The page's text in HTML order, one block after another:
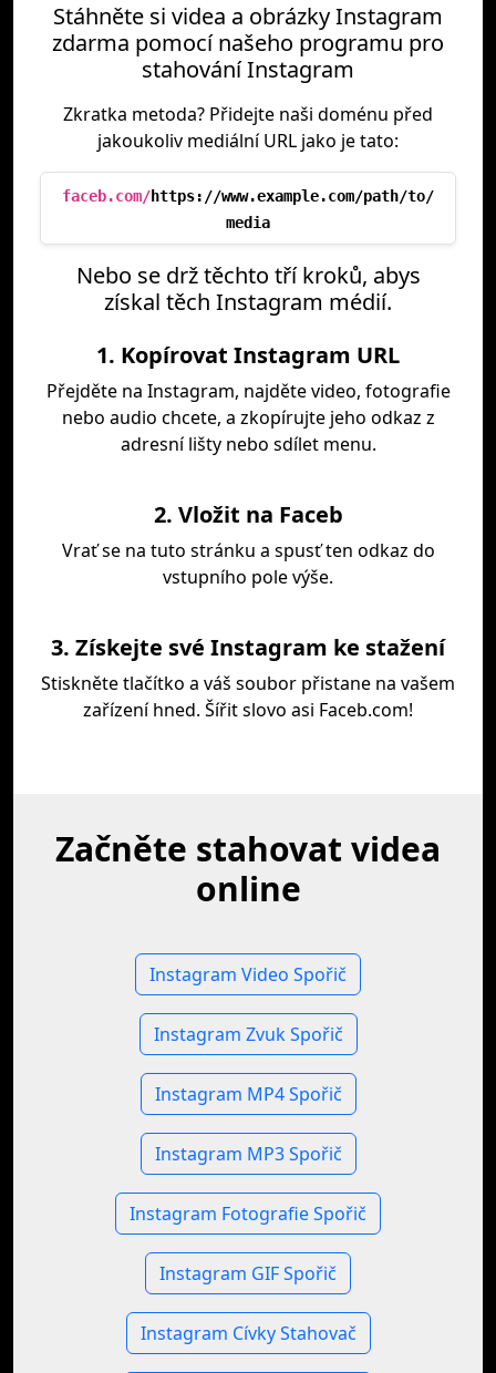
Stáhněte si videa a obrázky Instagram
zdarma pomocí našeho programu pro
stahování Instagram
Zkratka metoda? Přidejte naši doménu před
jakoukoliv mediální URL jako je tato:
faceb.com/https://www.example.com/path/to/
media
Nebo se drž těchto tří kroků, abys
získal těch Instagram médií.
1. Kopírovat Instagram URL
Přejděte na Instagram, najděte video, fotografie
nebo audio chcete, a zkopírujte jeho odkaz z
adresní lišty nebo sdílet menu.
2. Vložit na Faceb
Vrať se na tuto stránku a spusť ten odkaz do
vstupního pole výše.
3. Získejte své Instagram ke stažení
Stiskněte tlačítko a váš soubor přistane na vašem
zařízení hned. Šířit slovo asi Faceb.com!
Začněte stahovat videa
online
Instagram Video Spořič
Instagram Zvuk Spořič
Instagram MP4 Spořič
Instagram MP3 Spořič
Instagram Fotografie Spořič
Instagram GIF Spořič
Instagram Cívky Stahovač